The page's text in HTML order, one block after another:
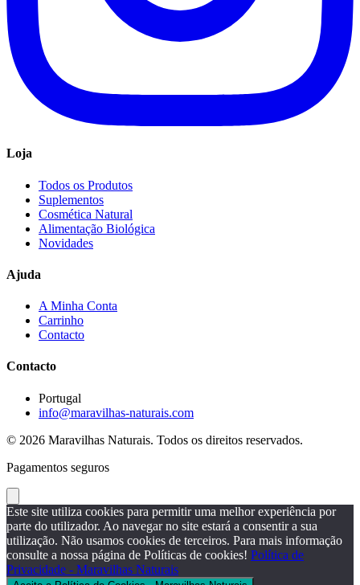
Loja
Todos os Produtos
Suplementos
Cosmética Natural
Alimentação Biológica
Novidades
Ajuda
A Minha Conta
Carrinho
Contacto
Contacto
Portugal
info@maravilhas-naturais.com
© 2026 Maravilhas Naturais. Todos os direitos reservados.
Pagamentos seguros
Este site utiliza cookies para permitir uma melhor experiência por
parte do utilizador. Ao navegar no site estará a consentir a sua
utilização. Não usamos cookies de terceiros. Para mais informação
consulte a nossa página de Políticas de cookies! Política de
Privacidade - Maravilhas Naturais